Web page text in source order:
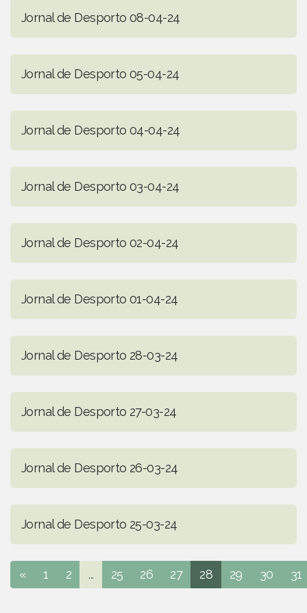
Jornal de Desporto 08-04-24
Jornal de Desporto 05-04-24
Jornal de Desporto 04-04-24
Jornal de Desporto 03-04-24
Jornal de Desporto 02-04-24
Jornal de Desporto 01-04-24
Jornal de Desporto 28-03-24
Jornal de Desporto 27-03-24
Jornal de Desporto 26-03-24
Jornal de Desporto 25-03-24
« 1 2 ... 25 26 27 28 29 30 31